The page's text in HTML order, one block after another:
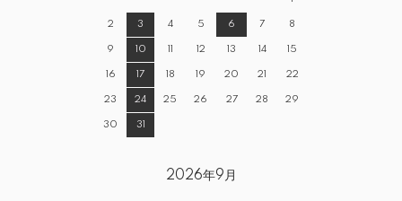
2 3 4 5 6 7 8
9 10 11 12 13 14 15
16 17 18 19 20 21 22
23 24 25 26 27 28 29
30 31
2026年9月